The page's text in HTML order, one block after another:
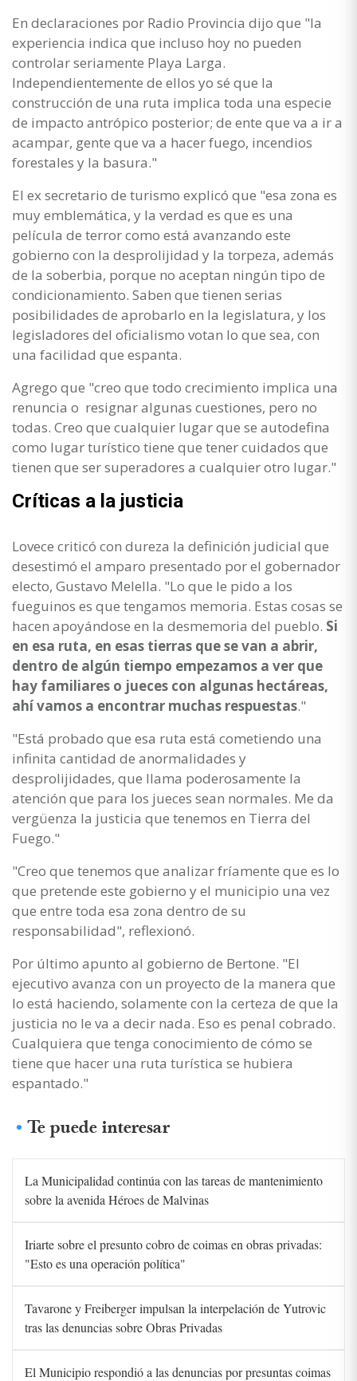
En declaraciones por Radio Provincia dijo que "la
experiencia indica que incluso hoy no pueden
controlar seriamente Playa Larga.
Independientemente de ellos yo sé que la
construcción de una ruta implica toda una especie
de impacto antrópico posterior; de ente que va a ir a
acampar, gente que va a hacer fuego, incendios
forestales y la basura."
El ex secretario de turismo explicó que "esa zona es
muy emblemática, y la verdad es que es una
película de terror como está avanzando este
gobierno con la desprolijidad y la torpeza, además
de la soberbia, porque no aceptan ningún tipo de
condicionamiento. Saben que tienen serias
posibilidades de aprobarlo en la legislatura, y los
legisladores del oficialismo votan lo que sea, con
una facilidad que espanta.
Agrego que "creo que todo crecimiento implica una
renuncia o resignar algunas cuestiones, pero no
todas. Creo que cualquier lugar que se autodefina
como lugar turístico tiene que tener cuidados que
tienen que ser superadores a cualquier otro lugar."
Críticas a la justicia
Lovece criticó con dureza la definición judicial que
desestimó el amparo presentado por el gobernador
electo, Gustavo Melella. "Lo que le pido a los
fueguinos es que tengamos memoria. Estas cosas se
hacen apoyándose en la desmemoria del pueblo. Si
en esa ruta, en esas tierras que se van a abrir,
dentro de algún tiempo empezamos a ver que
hay familiares o jueces con algunas hectáreas,
ahí vamos a encontrar muchas respuestas."
"Está probado que esa ruta está cometiendo una
infinita cantidad de anormalidades y
desprolijidades, que llama poderosamente la
atención que para los jueces sean normales. Me da
vergüenza la justicia que tenemos en Tierra del
Fuego."
"Creo que tenemos que analizar fríamente que es lo
que pretende este gobierno y el municipio una vez
que entre toda esa zona dentro de su
responsabilidad", reflexionó.
Por último apunto al gobierno de Bertone. "El
ejecutivo avanza con un proyecto de la manera que
lo está haciendo, solamente con la certeza de que la
justicia no le va a decir nada. Eso es penal cobrado.
Cualquiera que tenga conocimiento de cómo se
tiene que hacer una ruta turística se hubiera
espantado."
Te puede interesar
La Municipalidad continúa con las tareas de mantenimiento
sobre la avenida Héroes de Malvinas
Iriarte sobre el presunto cobro de coimas en obras privadas:
"Esto es una operación política"
Tavarone y Freiberger impulsan la interpelación de Yutrovic
tras las denuncias sobre Obras Privadas
El Municipio respondió a las denuncias por presuntas coimas